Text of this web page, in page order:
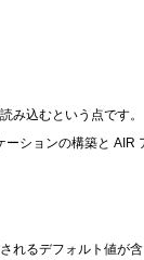
み込むという点です。
ションの構築と AIR
れるデフォルト値が